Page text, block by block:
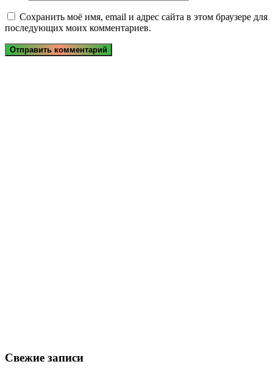
Сохранить моё имя, email и адрес сайта в этом браузере для
последующих моих комментариев.
Свежие записи